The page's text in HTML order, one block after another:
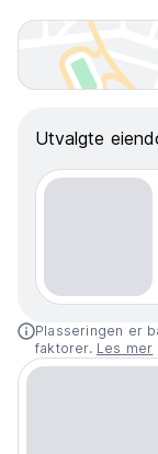
Utvalgte
Plasseringen er
faktorer. Les mer